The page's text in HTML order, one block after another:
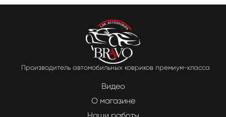
Производитель автомобильных ковриков премиум-класса
Видео
О магазине